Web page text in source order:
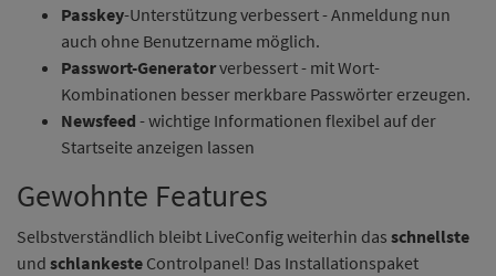
Passkey-Unterstützung verbessert - Anmeldung nun
auch ohne Benutzername möglich.
Passwort-Generatorverbessert - mit Wort-
Kombinationen besser merkbare Passwörter erzeugen.
Newsfeed - wichtige Informationen flexibel auf der
Startseite anzeigen lassen
Gewohnte Features
Selbstverständlich bleibt LiveConfig weiterhin das schnellste
und schlankeste Controlpanel! Das Installationspaket